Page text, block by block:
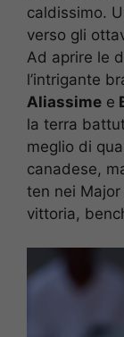
caldissimo.
verso gli
Ad aprire le
l’intrigante
Aliassime e
la terra
meglio di
canadese,
ten nei
vittoria,